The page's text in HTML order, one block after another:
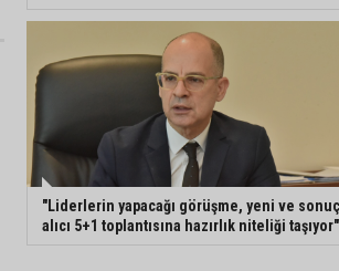
"Liderlerin yapacağı görüşme, yeni ve sonuç
alıcı 5+1 toplantısına hazırlık niteliği taşıyor"